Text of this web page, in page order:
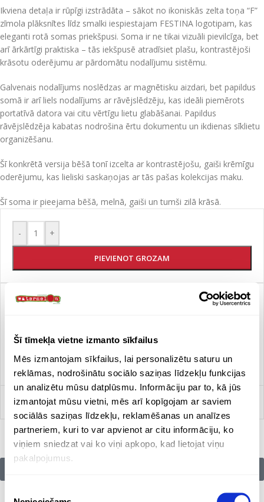
Šī tīmekļa vietne izmanto sīkfailus
Mēs izmantojam sīkfailus, lai personalizētu saturu un
reklāmas, nodrošinātu sociālo saziņas līdzekļu funkcijas
un analizētu mūsu datplūsmu. Informāciju par to, kā jūs
izmantojat mūsu vietni, mēs arī kopīgojam ar saviem
sociālās saziņas līdzekļu, reklamēšanas un analīzes
partneriem, kuri to var apvienot ar citu informāciju, ko
viņiem sniedzat vai ko viņi apkopo, kad lietojat viņu
pakalpojumus.
Ikviena detaļa ir rūpīgi izstrādāta – sākot no ikoniskās zelta toņa “F”
zīmola plāksnītes līdz smalki iespiestajam FESTINA logotipam, kas
eleganti rotā somas priekšpusi. Soma ir ne tikai vizuāli pievilcīga, bet
arī ārkārtīgi praktiska – tās iekšpusē atradīsiet plašu, kontrastējoši
krāsotu oderējumu ar pārdomātu nodalījumu sistēmu.
Galvenais nodalījums noslēdzas ar magnētisku aizdari, bet papildus
somā ir arī liels nodalījums ar rāvējslēdzēju, kas ideāli piemērots
portatīvā datora vai citu vērtīgu lietu glabāšanai. Papildus
rāvējslēdzēja kabatas nodrošina ērtu dokumentu un ikdienas sīklietu
organizēšanu.
Šī konkrētā versija bēšā tonī izcelta ar kontrastējošu, gaiši krēmīgu
oderējumu, kas lieliski saskaņojas ar tās pašas kolekcijas maku.
Šī soma ir pieejama bēšā, melnā, gaiši un tumši zilā krāsā.
- +
PIEVIENOT GROZAM
Cena atkarīga no pasūtījuma daudzuma un drukas krāsu
prezentreklāmas priekšmetus un ja Jūs tie interesē, tad
nospiediet PIEVIENOT GROZAM. Dodieties uz sadaļu GROZS
un nosūtiet mums pieprasījumu.
Salīdzināt